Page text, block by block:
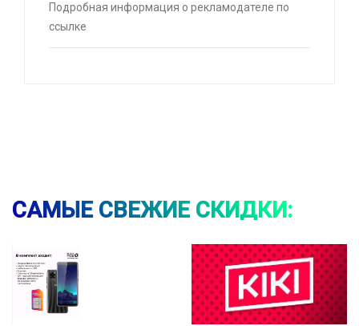
⚡ Бахилы для ушей (с картой OZON, из-за
рубежа)
🔥 90 руб. |КУПИТЬ
⚡ [PC] Kiki
🔥 0 руб. |
Подробная информация о рекламодателе по
ссылке
САМЫЕ СВЕЖИЕ СКИДКИ: